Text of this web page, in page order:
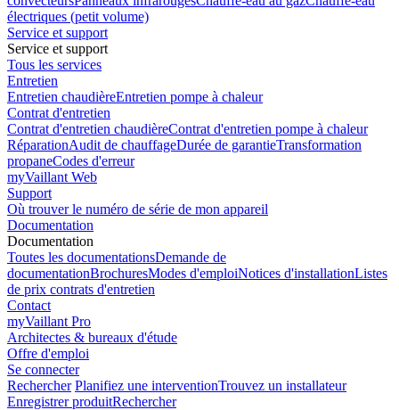
électriques (petit volume)
Service et support
Service et support
Tous les services
Entretien
Entretien chaudièreEntretien pompe à chaleur
Contrat d'entretien
Contrat d'entretien chaudièreContrat d'entretien pompe à chaleur
RéparationAudit de chauffageDurée de garantieTransformation
propaneCodes d'erreur
myVaillant Web
Support
Où trouver le numéro de série de mon appareil
Documentation
Documentation
Toutes les documentationsDemande de
documentationBrochuresModes d'emploiNotices d'installationListes
de prix contrats d'entretien
Contact
myVaillant Pro
Architectes & bureaux d'étude
Offre d'emploi
Se connecter
Rechercher Planifiez une interventionTrouvez un installateur
Enregistrer produitRechercher